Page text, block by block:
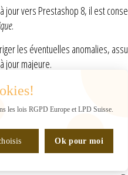
jour vers Prestashop 8, il est
.
les éventuelles anomalies,
jour majeure.
10
Genève
les lois RGPD Europe et LPD Suisse.
Ok pour moi